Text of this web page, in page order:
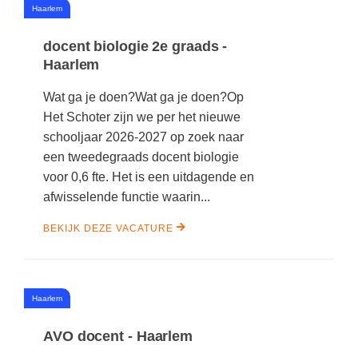
Haarlem
docent biologie 2e graads -
Haarlem
Wat ga je doen?Wat ga je doen?Op
Het Schoter zijn we per het nieuwe
schooljaar 2026-2027 op zoek naar
een tweedegraads docent biologie
voor 0,6 fte. Het is een uitdagende en
afwisselende functie waarin...
BEKIJK DEZE VACATURE
Haarlem
AVO docent - Haarlem